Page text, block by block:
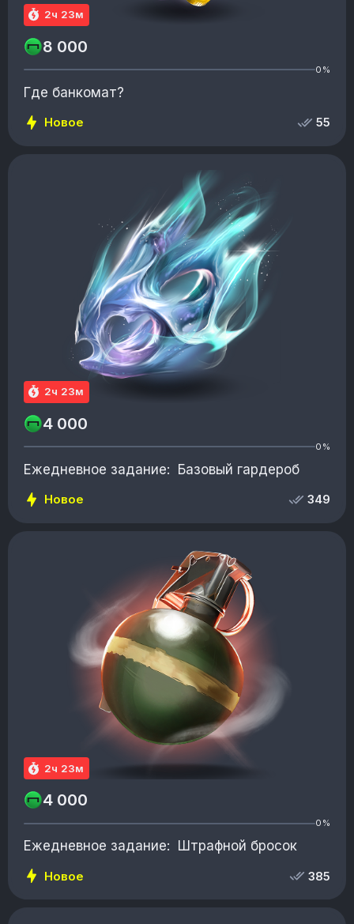
2ч 23м
8 000
0%
Где банкомат?
Новое 55
2ч 23м
4 000
0%
Ежедневное задание: Базовый гардероб
Новое 349
2ч 23м
4 000
0%
Ежедневное задание: Штрафной бросок
Новое 385